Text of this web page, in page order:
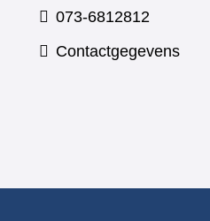
073-6812812
Contactgegevens